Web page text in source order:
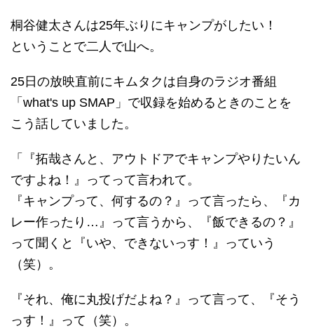
桐谷健太さんは25年ぶりにキャンプがしたい！
ということで二人で山へ。
25日の放映直前にキムタクは自身のラジオ番組
「what's up SMAP」で収録を始めるときのことを
こう話していました。
「『拓哉さんと、アウトドアでキャンプやりたいん
ですよね！』ってって言われて。
『キャンプって、何するの？』って言ったら、『カ
レー作ったり…』って言うから、『飯できるの？』
って聞くと『いや、できないっす！』っていう
（笑）。
『それ、俺に丸投げだよね？』って言って、『そう
っす！』って（笑）。